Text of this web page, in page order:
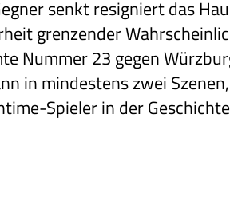
senkt resigniert das
grenzender
Nummer 23 gegen
in mindestens zwei
Spieler in der